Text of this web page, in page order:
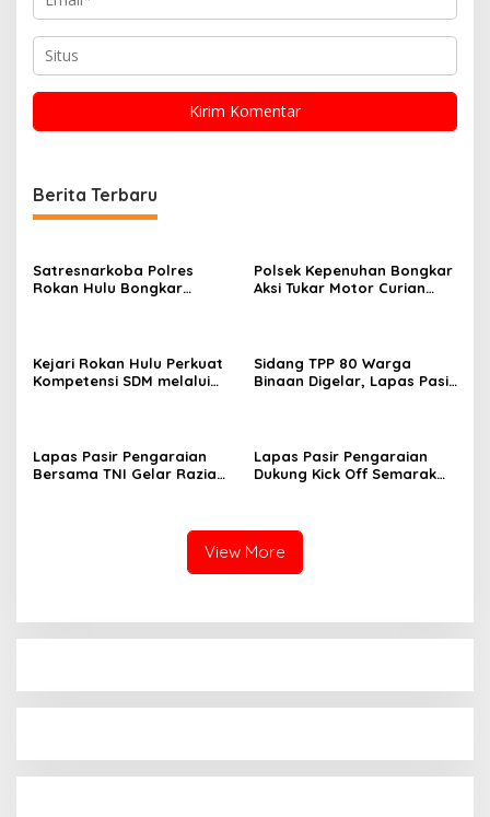
Berita Terbaru
Satresnarkoba Polres
Rokan Hulu Bongkar
Polsek Kepenuhan Bongkar
Aksi Tukar Motor Curian
Kejari Rokan Hulu Perkuat
Kompetensi SDM melalui
Sidang TPP 80 Warga
Binaan Digelar, Lapas Pasir
Lapas Pasir Pengaraian
Bersama TNI Gelar Razia
Lapas Pasir Pengaraian
Dukung Kick Off Semarak
View More